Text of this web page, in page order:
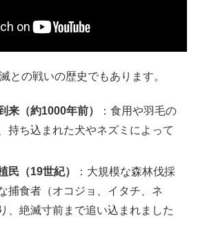
との戦いの歴史でもあります。
来（約1000年前）
：食用や羽毛の
持ち込まれた犬やネズミによって
民（19世紀）
：大規模な森林伐採
捕食者（オコジョ、イタチ、ネ
、絶滅寸前まで追い込まれました